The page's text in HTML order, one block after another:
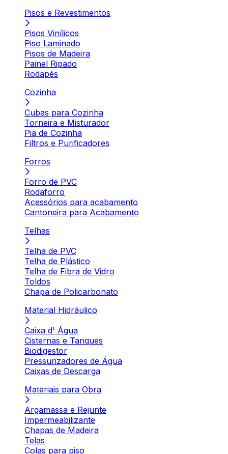
Pisos e Revestimentos
Pisos Vinílicos
Piso Laminado
Pisos de Madeira
Painel Ripado
Rodapés
Cozinha
Cubas para Cozinha
Torneira e Misturador
Pia de Cozinha
Filtros e Purificadores
Forros
Forro de PVC
Rodaforro
Acessórios para acabamento
Cantoneira para Acabamento
Telhas
Telha de PVC
Telha de Plástico
Telha de Fibra de Vidro
Toldos
Chapa de Policarbonato
Material Hidráulico
Caixa d' Água
Cisternas e Tanques
Biodigestor
Pressurizadores de Água
Caixas de Descarga
Materiais para Obra
Argamassa e Rejunte
Impermeabilizante
Chapas de Madeira
Telas
Colas para piso